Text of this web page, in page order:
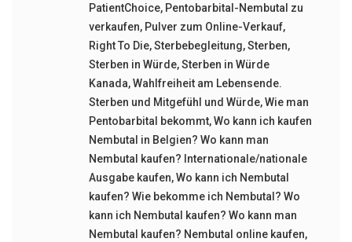
PatientChoice, Pentobarbital-Nembutal zu
verkaufen, Pulver zum Online-Verkauf,
Right To Die,Sterbebegleitung,Sterben,
Sterben in Würde,Sterben in Würde
Kanada,Wahlfreiheit am Lebensende.
Sterben und Mitgefühl und Würde,Wie man
Pentobarbital bekommt,Wo kann ich kaufen
Nembutal in Belgien? Wo kann man
Nembutal kaufen? Internationale/nationale
Ausgabe kaufen,Wo kann ich Nembutal
kaufen? Wie bekomme ich Nembutal? Wo
kann ich Nembutal kaufen? Wo kann man
Nembutal kaufen? Nembutal online kaufen,